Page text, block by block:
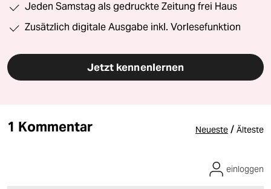
Jeden Samstag als gedruckte Zeitung frei Haus
Zusätzlich digitale Ausgabe inkl. Vorlesefunktion
Jetzt kennenlernen
1 Kommentar Neueste / Älteste
einloggen